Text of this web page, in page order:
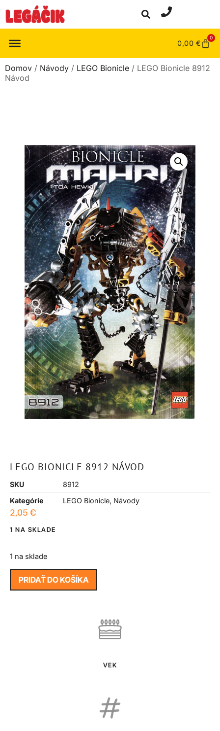
0,00 €
0
Domov / Návody / LEGO Bionicle / LEGO Bionicle 8912
Návod
LEGO BIONICLE 8912 NÁVOD
SKU
8912
Kategórie
LEGO Bionicle, Návody
2,05 €
1 NA SKLADE
1 na sklade
PRIDAŤ DO KOŠÍKA
VEK